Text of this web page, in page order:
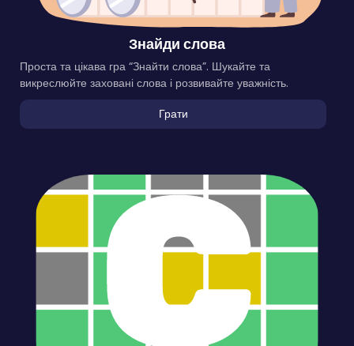
Знайди слова
Проста та цікава гра “Знайти слова”. Шукайте та
викреслюйте заховані слова і розвивайте уважність.
Грати